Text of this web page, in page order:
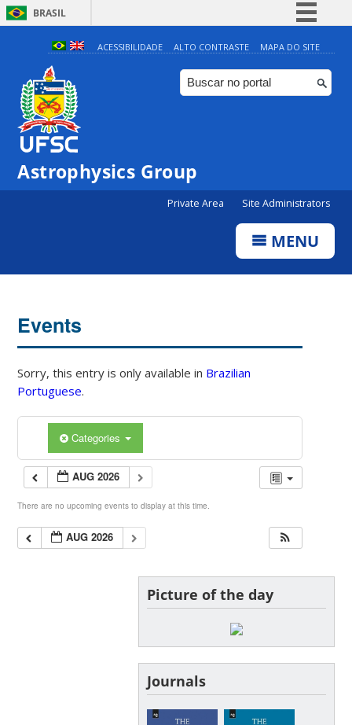
BRASIL
Simplifique!
Comunica BR
Participe
ACESSIBILIDADE ALTO CONTRASTE MAPA DO SITE
Astrophysics Group
Private Area Site Administrators
MENU
Events
Sorry, this entry is only available in Brazilian
Portuguese.
Categories
AUG 2026
There are no upcoming events to display at this time.
AUG 2026
Picture of the day
Journals